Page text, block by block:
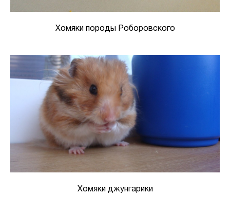
Хомяки породы Роборовского
Хомяки джунгарики